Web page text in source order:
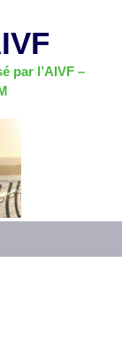
par l’AIVF –